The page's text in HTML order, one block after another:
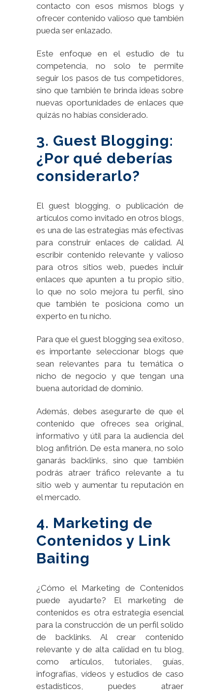
contacto con esos mismos blogs y
ofrecer contenido valioso que también
pueda ser enlazado.
Este enfoque en el estudio de tu
competencia, no solo te permite
seguir los pasos de tus competidores,
sino que también te brinda ideas sobre
nuevas oportunidades de enlaces que
quizás no habías considerado.
3. Guest Blogging:
¿Por qué deberías
considerarlo?
El guest blogging, o publicación de
artículos como invitado en otros blogs,
es una de las estrategias más efectivas
para construir enlaces de calidad. Al
escribir contenido relevante y valioso
para otros sitios web, puedes incluir
enlaces que apunten a tu propio sitio,
lo que no solo mejora tu perfil, sino
que también te posiciona como un
experto en tu nicho.
Para que el guest blogging sea exitoso,
es importante seleccionar blogs que
sean relevantes para tu temática o
nicho de negocio y que tengan una
buena autoridad de dominio.
Además, debes asegurarte de que el
contenido que ofreces sea original,
informativo y útil para la audiencia del
blog anfitrión. De esta manera, no solo
ganarás backlinks, sino que también
podrás atraer tráfico relevante a tu
sitio web y aumentar tu reputación en
el mercado.
4. Marketing de
Contenidos y Link
Baiting
¿Cómo el Marketing de Contenidos
puede ayudarte? El marketing de
contenidos es otra estrategia esencial
para la construcción de un perfil solido
de backlinks. Al crear contenido
relevante y de alta calidad en tu blog,
como artículos, tutoriales, guías,
infografías, vídeos y estudios de caso
estadísticos, puedes atraer